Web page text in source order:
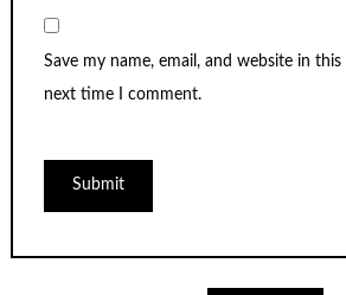
Save my name, email, and website in
next time I comment.